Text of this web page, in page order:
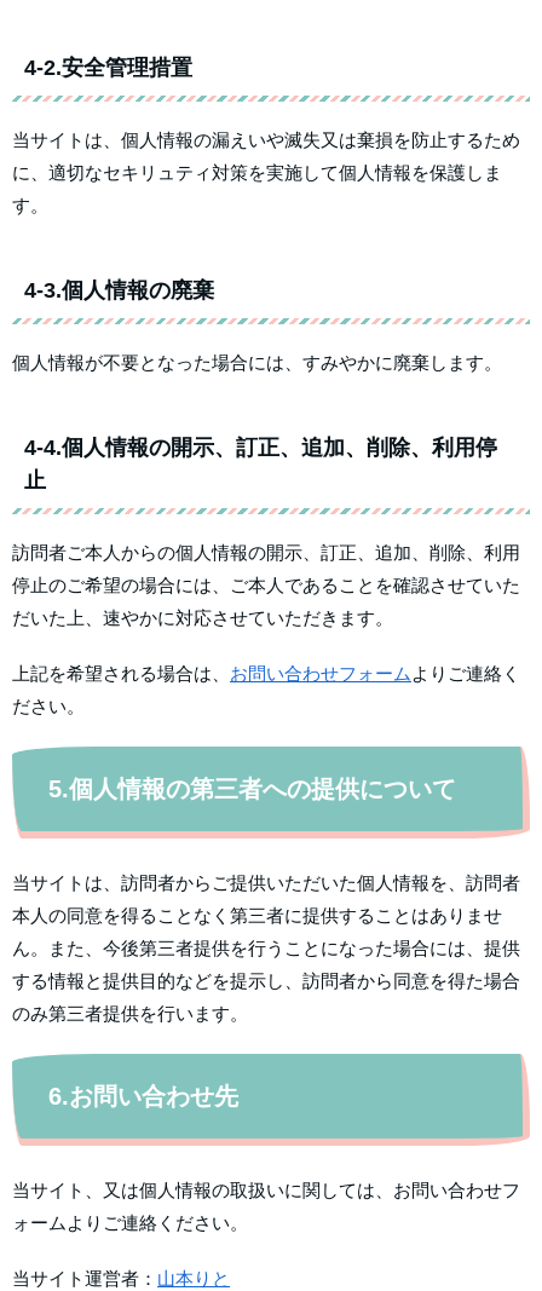
4-2.安全管理措置
当サイトは、個人情報の漏えいや滅失又は棄損を防止するため
に、適切なセキリュティ対策を実施して個人情報を保護しま
す。
4-3.個人情報の廃棄
個人情報が不要となった場合には、すみやかに廃棄します。
4-4.個人情報の開示、訂正、追加、削除、利用停
止
訪問者ご本人からの個人情報の開示、訂正、追加、削除、利用
停止のご希望の場合には、ご本人であることを確認させていた
だいた上、速やかに対応させていただきます。
上記を希望される場合は、 お問い合わせフォーム よりご連絡く
ださい。
5.個人情報の第三者への提供について
当サイトは、訪問者からご提供いただいた個人情報を、訪問者
本人の同意を得ることなく第三者に提供することはありませ
ん。また、今後第三者提供を行うことになった場合には、提供
する情報と提供目的などを提示し、訪問者から同意を得た場合
のみ第三者提供を行います。
6.お問い合わせ先
当サイト、又は個人情報の取扱いに関しては、お問い合わせフ
ォームよりご連絡ください。
当サイト運営者： 山本りと